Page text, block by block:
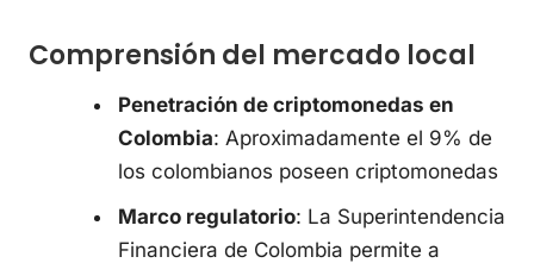
Comprensión del mercado local
Penetración de criptomonedas en
Colombia: Aproximadamente el 9% de
los colombianos poseen criptomonedas
Marco regulatorio: La Superintendencia
Financiera de Colombia permite a